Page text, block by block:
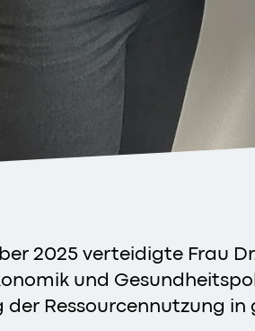
2025 verteidigte Frau
und
Ressourcennutzung